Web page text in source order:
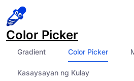
Color Picker
Gradient Color Picker
Kasaysayan ng Kulay